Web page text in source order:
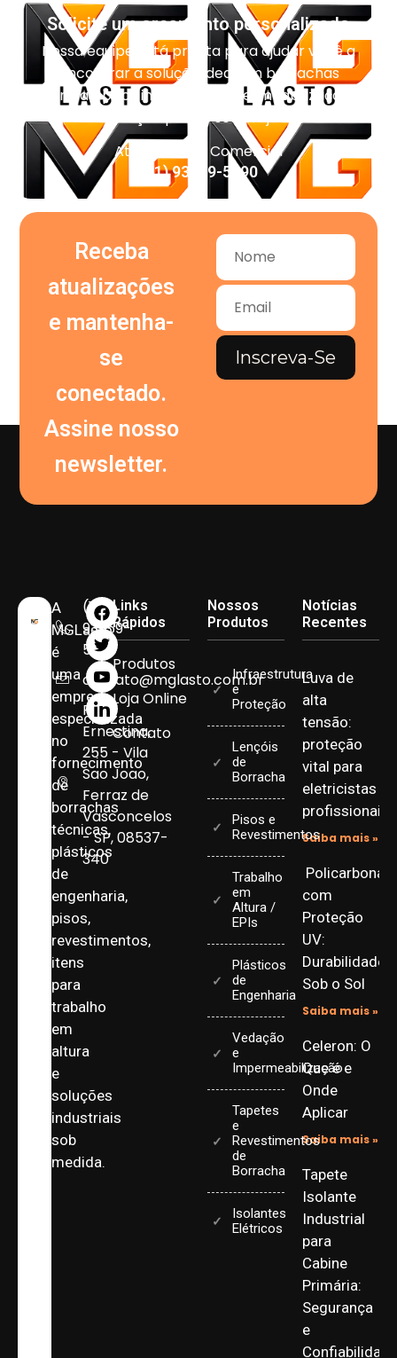
Solicite um orçamento personalizado
Nossa equipe está pronta para ajudar você a
encontrar a solução ideal em borrachas
técnicas, pisos industriais, impermeabilização e
vedação para o seu projeto.
Atendimento Comercial
(11) 93959-5090
Receba
atualizações
e mantenha-
se
conectado.
Assine nosso
newsletter.
Inscreva-Se
A
MGLasto
é
uma
empresa
especializada
no
fornecimento
de
borrachas
técnicas,
plásticos
de
engenharia,
pisos,
revestimentos,
itens
para
trabalho
em
altura
e
soluções
industriais
sob
medida.
(11)
93959-
5090
contato@mglasto.com.br
Rua
Ernestina,
255 - Vila
Sao Joao,
Ferraz de
Vasconcelos
- SP, 08537-
340
Links
Rápidos
Produtos
Loja Online
Contato
Nossos
Produtos
Infraestrutura
e
Proteção
Lençóis
de
Borracha
Pisos e
Revestimentos
Trabalho
em
Altura /
EPIs
Plásticos
de
Engenharia
Vedação
e
Impermeabilização
Tapetes
e
Revestimentos
de
Borracha
Isolantes
Elétricos
Notícias
Recentes
Luva de
alta
tensão:
proteção
vital para
eletricistas
profissionais
Saiba mais »
com
Proteção
UV:
Durabilidade
Sob o Sol
Saiba mais »
Celeron: O
Que é e
Onde
Aplicar
Saiba mais »
Tapete
Isolante
Industrial
para
Cabine
Primária:
Segurança
e
Confiabilidade